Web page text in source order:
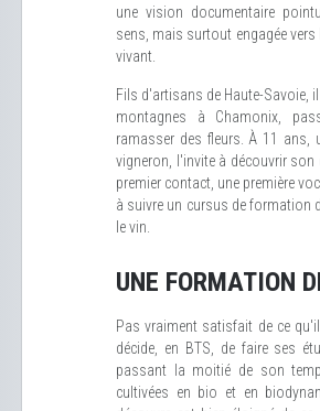
une vision documentaire
sens, mais surtout engagée vers
vivant.
Fils d'artisans de Haute-Savoie,
montagnes à Chamonix,
ramasser des fleurs. À 11 ans,
vigneron, l'invite à découvrir son
premier contact, une première
à suivre un cursus de formation
le vin.
UNE FORMATION
Pas vraiment satisfait de ce
décide, en BTS, de faire ses
passant la moitié de son
cultivées en bio et en